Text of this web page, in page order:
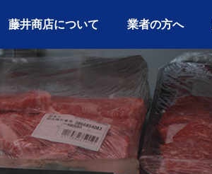
藤井商店について 業者の方へ